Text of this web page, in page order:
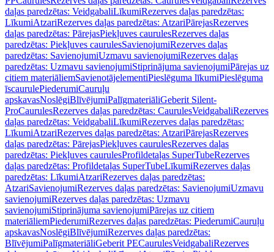
daļas paredzētas: VeidgabaliLīkumiRezerves daļas paredzētas:
LīkumiAtzariRezerves daļas paredzētas: AtzariPārejasRezerves
daļas paredzētas: PārejasPiekļuves caurulesRezerves daļas
paredzētas: Piekļuves caurulesSavienojumiRezerves daļas
paredzētas: SavienojumiUzmavu savienojumiRezerves daļas
paredzētas: Uzmavu savienojumiStiprinājuma savienojumiPārejas uz
citiem materiāliemSavienotājelementiPieslēguma līkumiPieslēguma
īscaurulePiederumiCauruļu
apskavasNoslēgiBlīvējumiPalīgmateriāliGeberit Silent-
ProCaurulesRezerves daļas paredzētas: CaurulesVeidgabaliRezerves
daļas paredzētas: VeidgabaliLīkumiRezerves daļas paredzētas:
LīkumiAtzariRezerves daļas paredzētas: AtzariPārejasRezerves
daļas paredzētas: PārejasPiekļuves caurulesRezerves daļas
paredzētas: Piekļuves caurulesProfildetaļas SuperTubeRezerves
daļas paredzētas: Profildetaļas SuperTubeLīkumiRezerves daļas
paredzētas: LīkumiAtzariRezerves daļas paredzētas:
AtzariSavienojumiRezerves daļas paredzētas: SavienojumiUzmavu
savienojumiRezerves daļas paredzētas: Uzmavu
savienojumiStiprinājuma savienojumiPārejas uz citiem
materiāliemPiederumiRezerves daļas paredzētas: PiederumiCauruļu
apskavasNoslēgiBlīvējumiRezerves daļas paredzētas:
BlīvējumiPalīgmateriāliGeberit PECaurulesVeidgabaliRezerves